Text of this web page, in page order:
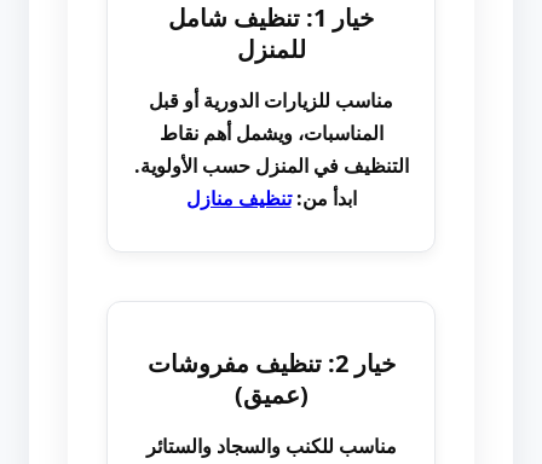
خيار 1: تنظيف شامل
للمنزل
مناسب للزيارات الدورية أو قبل
المناسبات، ويشمل أهم نقاط
التنظيف في المنزل حسب الأولوية.
ابدأ من:تنظيف منازل
خيار 2: تنظيف مفروشات
(عميق)
مناسب للكنب والسجاد والستائر